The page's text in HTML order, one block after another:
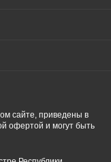
сайте, приведены в
офертой и могут быть